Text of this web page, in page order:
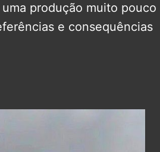
produção muito pouco
e consequências